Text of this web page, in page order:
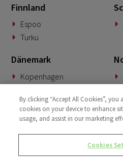
Finnland
Espoo
Turku
Dänemark
Kopenhagen
Deutschland
München
BeNeLux
Woerden
By clicking “Accept All Cookies”,
cookies on your device to enhance
usage, and assist in our marketing
Cookies